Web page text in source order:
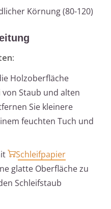
Körnung (80-120)
Holzoberfläche
Staub und alten
Sie kleinere
feuchten Tuch und
Schleifpapier
glatte Oberfläche zu
Schleifstaub